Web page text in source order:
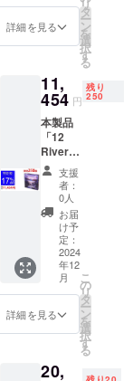
20%OF
Fでのご
提供で
す。■限
個。■価
格表示
は消費
税、送
料込み
の金額
です。■
デザイ
ン・仕
様は変
更にな
る可能
性もご
ざいま
す。ご
了承く
ださ
用部材
詳細を見る
リ
タ
ー
ン
を
選
択
す
る
11,
454 円
残り
250
本製品
「12
Rivers
」を１
個お届
けしま
す。 ■
一般販
売予定
価格
13,800
円の
17%OF
Fでのご
提供で
す。■限
個。■価
支援
者：
0人
お届
け予
定：
2024
年12
月
詳細を見る
こ
の
リ
タ
ー
ン
を
選
択
す
る
20,